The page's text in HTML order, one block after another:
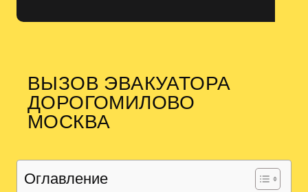
ВЫЗОВ ЭВАКУАТОРА
ДОРОГОМИЛОВО
МОСКВА
Оглавление